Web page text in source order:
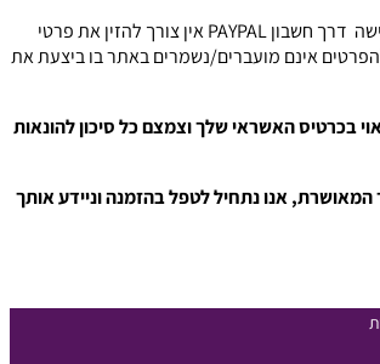
ג. כאשר מתבצעת רכישה דרך חשבון PAYPAL אין צורך להזין את פרטי
אינם מועברים/נשמרים באתר בו ביצעת את
בכרטיס האשראי שלך וצמצם כל סיכון להונאות
אנו נתחיל לטפל בהזמנה וניידע אותך